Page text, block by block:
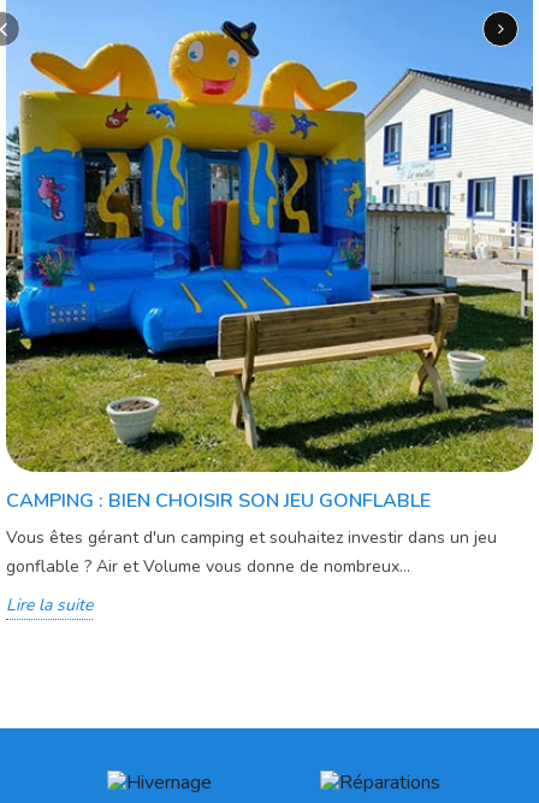
CAMPING : BIEN CHOISIR SON JEU GONFLABLE
Vous êtes gérant d'un camping et souhaitez investir dans un jeu
gonflable ? Air et Volume vous donne de nombreux...
Lire la suite